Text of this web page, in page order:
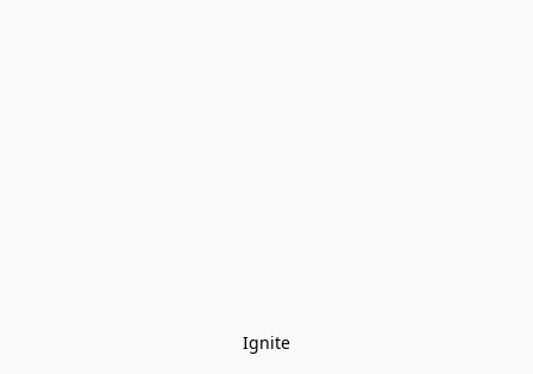
Ignite